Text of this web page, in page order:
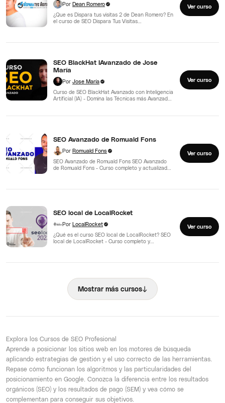
Por Dean Romero
¿Que es Dispara tus visitas 2 de Dean Romero? En
el curso de SEO Dispara Tus Visitas…
Ver curso
SEO BlackHat IAvanzado de Jose
María
Por Jose María
Curso de SEO BlackHat Avanzado con Inteligencia
Artificial (IA) - Domina las Técnicas más Avanzadas
Ver curso
SEO Avanzado de Romuald Fons
Por Romuald Fons
SEO Avanzado de Romuald Fons SEO Avanzado
de Romuald Fons - Curso completo y actualizado |
Ver curso
SEO local de LocalRocket
Por LocalRocket
¿Qué es el curso SEO local de LocalRocket? SEO
local de LocalRocket - Curso completo y
Ver curso
Mostrar más cursos↓
Explora los Cursos de SEO Profesional
Aprende a posicionar los sitios web en los motores de búsqueda
aplicando estrategias de gestión y el uso correcto de las herramientas.
Repase cómo funcionan los algoritmos y las particularidades del
posicionamiento en Google. Conozca la diferencia entre los resultados
orgánicos (SEO) y los resultados de pago (SEM) y vea cómo se
complementan para conseguir sus objetivos.